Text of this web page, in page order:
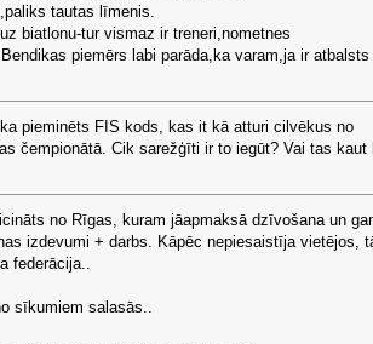
tautas līmenis.
biatlonu-tur vismaz ir treneri,nometnes
piemērs labi parāda,ka varam,ja ir atbalsts
pieminēts FIS kods, kas it kā atturi cilvēkus no
čempionātā. Cik sarežģīti ir to iegūt? Vai tas kaut
no Rīgas, kuram jāapmaksā dzīvošana un
izdevumi + darbs. Kāpēc nepiesaistīja vietējos,
federācija..
sīkumiem salasās..